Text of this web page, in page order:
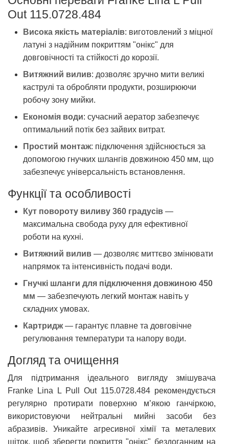
Out 115.0728.484
Висока якість матеріалів: виготовлений з міцної
латуні з надійним покриттям "онікс" для
довговічності та стійкості до корозії.
Витяжний вилив: дозволяє зручно мити великі
каструлі та обробляти продукти, розширюючи
робочу зону мийки.
Економія води: сучасний аератор забезпечує
оптимальний потік без зайвих витрат.
Простий монтаж: підключення здійснюється за
допомогою гнучких шлангів довжиною 450 мм, що
забезпечує універсальність встановлення.
Функції та особливості
Кут повороту виливу 360 градусів —
максимальна свобода руху для ефективної
роботи на кухні.
Витяжний вилив — дозволяє миттєво змінювати
напрямок та інтенсивність подачі води.
Гнучкі шланги для підключення довжиною 450
мм — забезпечують легкий монтаж навіть у
складних умовах.
Картридж— гарантує плавне та довговічне
регулювання температури та напору води.
Догляд та очищення
Для підтримання ідеального вигляду змішувача
Franke Lina L Pull Out 115.0728.484 рекомендується
регулярно протирати поверхню м’якою ганчіркою,
використовуючи нейтральні мийні засоби без
абразивів. Уникайте агресивної хімії та металевих
щіток, щоб зберегти покриття "онікс" бездоганним на